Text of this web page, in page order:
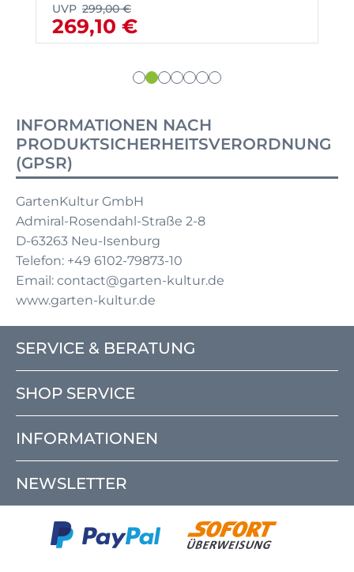
UVP 299,00 €
269,10 €
INFORMATIONEN NACH
PRODUKTSICHERHEITSVERORDNUNG
(GPSR)
GartenKultur GmbH
Admiral-Rosendahl-Straße 2-8
D-63263 Neu-Isenburg
Telefon: +49 6102-79873-10
Email: contact@garten-kultur.de
www.garten-kultur.de
SERVICE & BERATUNG
SHOP SERVICE
INFORMATIONEN
NEWSLETTER